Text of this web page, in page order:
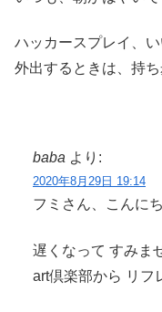
ハッカースプレイ、い
外出するときは、持ち
baba より:
2020年8月29日 19:14
フミさん、こんにち
遅くなって すみま
art倶楽部から リフ